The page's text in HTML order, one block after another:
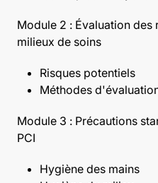
Module 2 : Évaluation des
milieux de soins
Risques potentiels
Méthodes
Module 3 : Précautions
PCI
Hygiène des mains